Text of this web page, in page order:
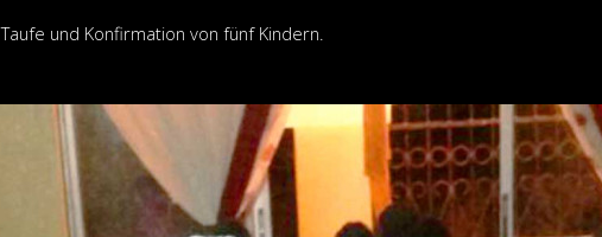
und Konfirmation von fünf Kindern.